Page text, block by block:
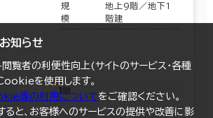
規
模
地上9階／地下1
階建
1階
知らせ
閲覧者の利便性向上(サイトのサービス・各種
を使用します。
等の利用についてをご確認ください。
と、お客様へのサービスの提供や改善に影